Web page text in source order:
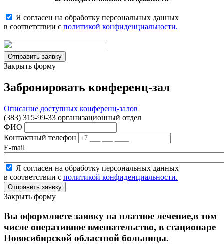
Я согласен на обработку персональных данных
в соответствии с политикой конфиденциальности.
Закрыть форму
Забронировать конференц-зал
Описание доступных конференц-залов
(383) 315-99-33 организационный отдел
ФИО
Контактный телефон
E-mail
Я согласен на обработку персональных данных
в соответствии с политикой конфиденциальности.
Закрыть форму
Вы оформляете заявку на платное лечение,в том
числе оперативное вмешательство, в стационаре
Новосибирской областной больницы.